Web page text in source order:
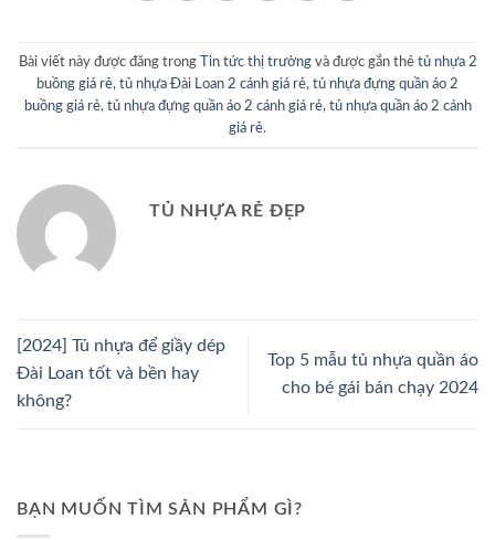
Bài viết này được đăng trong Tin tức thị trườngvà được gắn thẻ tủ nhựa 2
buồng giá rẻ, tủ nhựa Đài Loan 2 cánh giá rẻ, tủ nhựa đựng quần áo 2
buồng giá rẻ, tủ nhựa đựng quần áo 2 cánh giá rẻ, tủ nhựa quần áo 2 cánh
giá rẻ.
TỦ NHỰA RẺ ĐẸP
[2024] Tủ nhựa để giầy dép
Đài Loan tốt và bền hay
không?
Top 5 mẫu tủ nhựa quần áo
cho bé gái bán chạy 2024
BẠN MUỐN TÌM SẢN PHẨM GÌ?